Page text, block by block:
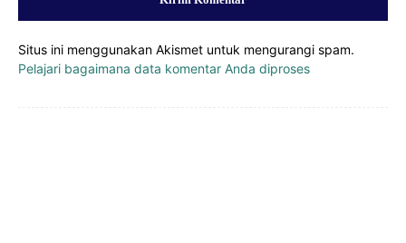
Situs ini menggunakan Akismet untuk mengurangi spam.
Pelajari bagaimana data komentar Anda diproses